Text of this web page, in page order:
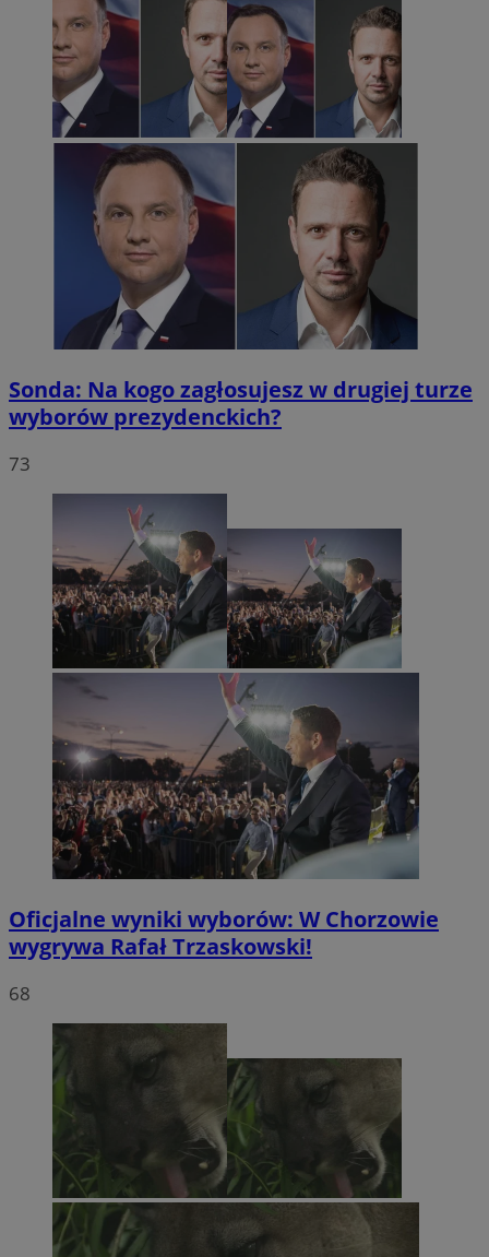
Sonda: Na kogo zagłosujesz w drugiej turze
wyborów prezydenckich?
73
Oficjalne wyniki wyborów: W Chorzowie
wygrywa Rafał Trzaskowski!
68